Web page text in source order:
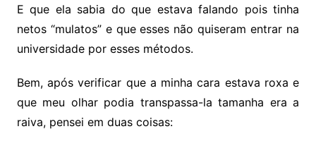
E que ela sabia do que estava falando pois tinha
netos “mulatos” e que esses não quiseram entrar na
universidade por esses métodos.
Bem, após verificar que a minha cara estava roxa e
que meu olhar podia transpassa-la tamanha era a
raiva, pensei em duas coisas: